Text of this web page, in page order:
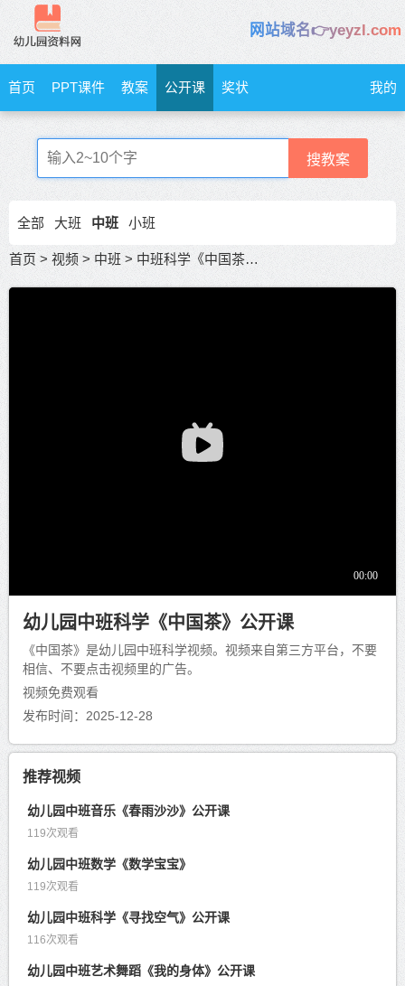
网站域名👉yeyzl.com
首页 PPT课件 教案 公开课 奖状 我的
搜教案
全部 大班 中班 小班
首页 > 视频 > 中班 > 中班科学《中国茶》公开课
幼儿园中班科学《中国茶》公开课
《中国茶》是幼儿园中班科学视频。视频来自第三方平台，不要
相信、不要点击视频里的广告。
视频免费观看
发布时间：2025-12-28
推荐视频
幼儿园中班音乐《春雨沙沙》公开课
119次观看
幼儿园中班数学《数学宝宝》
119次观看
幼儿园中班科学《寻找空气》公开课
116次观看
幼儿园中班艺术舞蹈《我的身体》公开课